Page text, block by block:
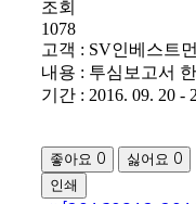
조회
1078
고객 : SV인베스트
내용 : 투심보고서
기간 : 2016. 09. 20 -
좋아요 0 싫어요 0
인쇄